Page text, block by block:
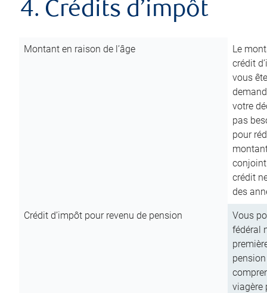
4. Crédits d’impôt
Montant en raison de l’âge
Le
crédit
vous
votre
pas
pour
conjoint
crédit
des
Crédit d’impôt pour revenu de pension
Vous
fédéral
viagère